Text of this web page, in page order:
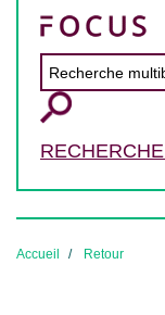
Accueil Retour